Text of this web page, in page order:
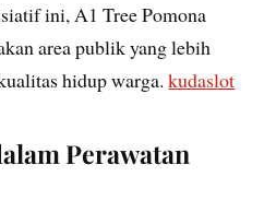
ini, A1 Tree Pomona
area publik yang lebih
hidup warga.kudaslot
Perawatan